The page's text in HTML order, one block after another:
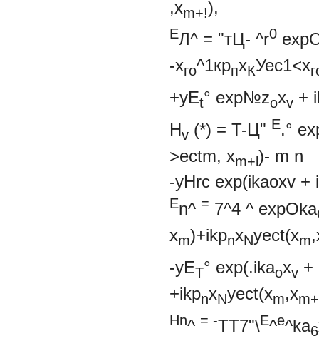
,xm+!),
ЕЛ^ = "тЦ- ^r0
-хго^1крпхКУес1<х
+yEt° exp№zoxv +
Hv (*) = T-Ц" E.°
>ectm, xm+l)- m
-yHrc exp(ikaoxv +
En^ = 7^4 ^ expOka
xm)+ikpnxNyect(xm
-yET° exp(.ikaoxv +
+ikpnxNyect(xm,x
Hn^ = -TT7"\E^e^ka6